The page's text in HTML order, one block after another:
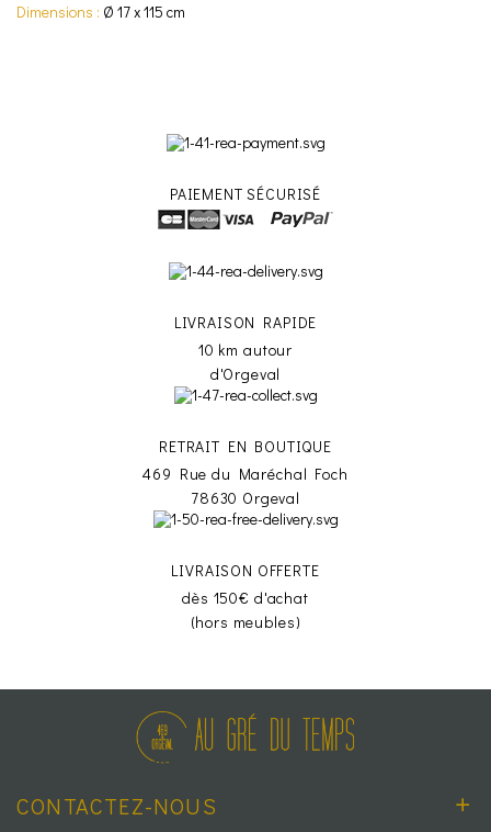
Dimensions : Ø 17 x 115 cm
PAIEMENT SÉCURISÉ
LIVRAISON RAPIDE
10 km autour
d'Orgeval
RETRAIT EN BOUTIQUE
469 Rue du Maréchal Foch
78630 Orgeval
LIVRAISON OFFERTE
dès 150€ d'achat
(hors meubles)
CONTACTEZ-NOUS